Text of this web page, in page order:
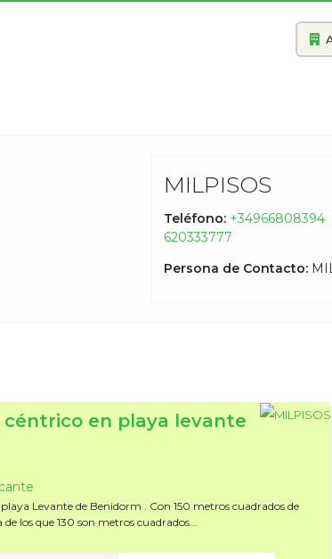
MILPISOS
Teléfono: +34966808394
620333777
Persona de Contacto:
céntrico en playa levante
Levante de Benidorm . Con 150 metros cuadrados de
los que 130 son metros cuadrados...